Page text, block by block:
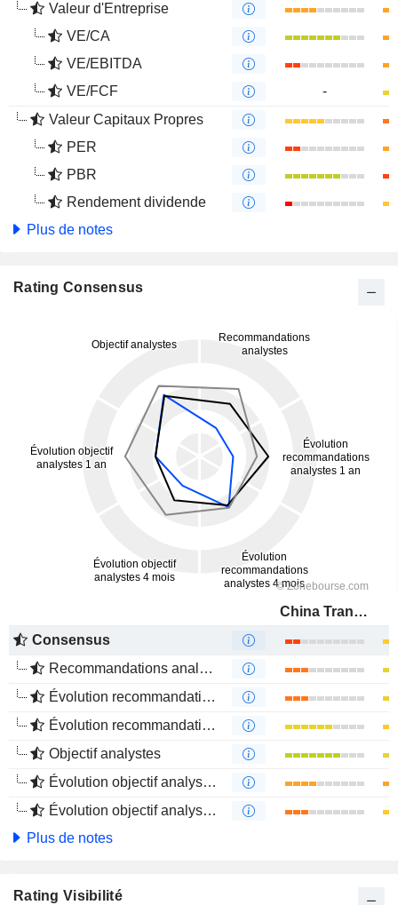
Valeur d'Entreprise
VE/CA
VE/EBITDA
VE/FCF
-
Valeur Capitaux Propres
PER
PBR
Rendement dividende
Plus de notes
Rating Consensus
China Transinfo Technology Co., Ltd
Consensus
Recommandations analystes
Évolution recommandations analystes 1 an
Évolution recommandations analystes 4 mois
Objectif analystes
Évolution objectif analystes 1 an
Évolution objectif analystes 4 mois
Plus de notes
Rating Visibilité